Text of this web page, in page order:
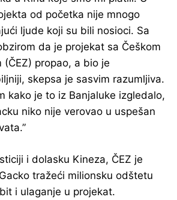
od početka nije mnogo
ljude koji su bili nosioci. Sa
da je projekat sa Češkom
propao, a bio je
skepsa je sasvim razumljiva.
kako je to iz Banjaluke izgledalo,
niko nije verovao u uspešan
i dolasku Kineza, ČEZ je
tražeći milionsku odštetu
i ulaganje u projekat.